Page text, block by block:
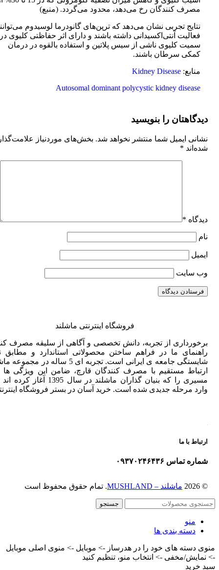
مصرف کنندگان رخ می‌دهد، محدود می‌گردد. (منبع)
نتایج تجربی نشان می‌دهد که ترپن‌های گانودرما لوسیدوم
فعالیت آنتی‌اکسیدانی داشته باشند و دارای اثر حفاظتی کلیوی در
سمیت کلیوی ناشی از سیس پلاتین و استفاده بالقوه در درمان
کمکی سرطان باشند.
منابع: Kidney Disease
Autosomal dominant polycystic kidney disease
دیدگاهتان را بنویسید
نشانی ایمیل شما منتشر نخواهد شد. بخش‌های موردنیاز
شده‌اند *
دیدگاه *
نام
ایمیل
وب‌ سایت
فروشگاه اینترنتی ماشلند
برخورداری از تجربه، دانش تخصصی و آگاهی از سلیقه مصرف
راهنمای ما در فراهم ساختن محصولاتی استاندارد و مطابق
شایستگی جامعه ی ایرانی است. تجربه ای 5 ساله در
ارتباط مستقیم با مصرف کنندگان قارچ، ضامن این ویژگی
مسیری را که بنیان گذاران ماشلند در سال
وارد مرحله جدیدی شده است. خرید آسان در بستر فروشگاه
ارتباط با ما
شماره تماس ۰۹۳۷۰۲۴۶۴۳۶
© 2026 ماشلند – MUSHLAND . تمام حقوق محفوظ است
جستجو
منو
دسته بندی ها
منوی دسته های خود را در هدرساز -> موبایل -> منوی اصلی موبایل
-> نمایش/مخفی -> انتخاب منو، تنظیم کنید
سبد خرید